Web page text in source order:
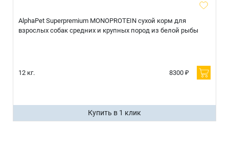
AlphaPet Superpremium MONOPROTEIN сухой корм для
взрослых собак средних и крупных пород из белой рыбы
12 кг. 8300 ₽
Купить в 1 клик